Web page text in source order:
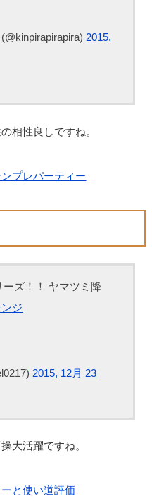
2015,
相性良しですね。
プレパーティー
ズ！！ ヤマツミ降
ジ
2015, 12月 23
大活躍ですね。
と使い道評価